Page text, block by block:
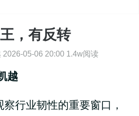
，有反转
2026-05-06 20:00 1.4w阅读
越
行业韧性的重要窗口，